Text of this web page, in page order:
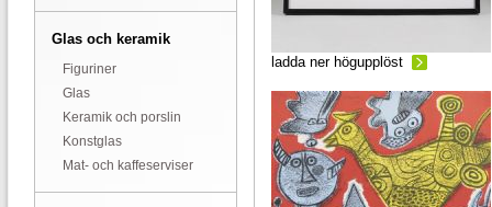
Glas och keramik
Figuriner
Glas
Keramik och porslin
Konstglas
Mat- och kaffeserviser
ladda ner högupplöst